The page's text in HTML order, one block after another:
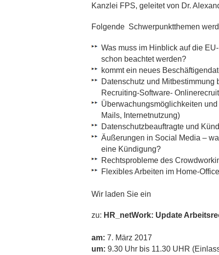
Kanzlei FPS, geleitet von Dr.
Folgende Schwerpunktthemen
Was muss im Hinblick auf die
schon beachtet werden?
kommt ein neues
Datenschutz und Mitbestimmung
Recruiting-Software-
Überwachungsmöglichkeiten
Mails, Internetnutzung)
Datenschutzbeauftragte und
Äußerungen in Social Media –
eine Kündigung?
Rechtsprobleme des
Flexibles Arbeiten im Home-
Wir laden Sie ein
zu: HR_netWork: Update
am: 7. März 2017
um: 9.30 Uhr bis 11.30 UHR